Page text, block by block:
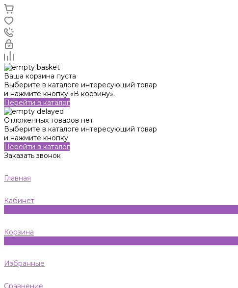
Ваша корзина пуста
Выберите в каталоге интересующий товар
и нажмите кнопку «В корзину».
Перейти в каталог
Отложенных товаров нет
Выберите в каталоге интересующий товар
и нажмите кнопку
Перейти в каталог
Заказать звонок
Главная
Кабинет
Корзина
Избранные
Сравнение